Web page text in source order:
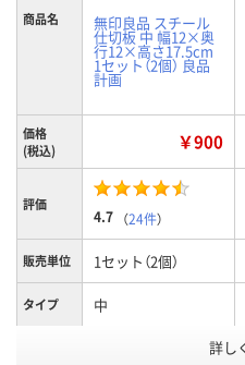
商品名 無印良品 スチール
仕切板 中 幅12×奥
行12×高さ17.5cm
1セット（2個） 良品
計画
価格
(税込)
￥900
評価
4.7 （24件）
販売単位 1セット（2個）
タイプ 中
詳し